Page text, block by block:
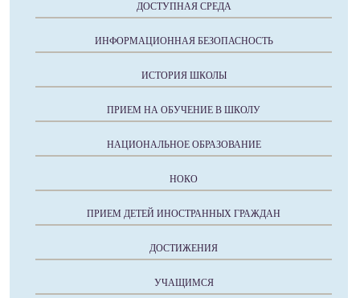
ДОСТУПНАЯ СРЕДА
ИНФОРМАЦИОННАЯ БЕЗОПАСНОСТЬ
ИСТОРИЯ ШКОЛЫ
ПРИЕМ НА ОБУЧЕНИЕ В ШКОЛУ
НАЦИОНАЛЬНОЕ ОБРАЗОВАНИЕ
НОКО
ПРИЕМ ДЕТЕЙ ИНОСТРАННЫХ ГРАЖДАН
ДОСТИЖЕНИЯ
УЧАЩИМСЯ